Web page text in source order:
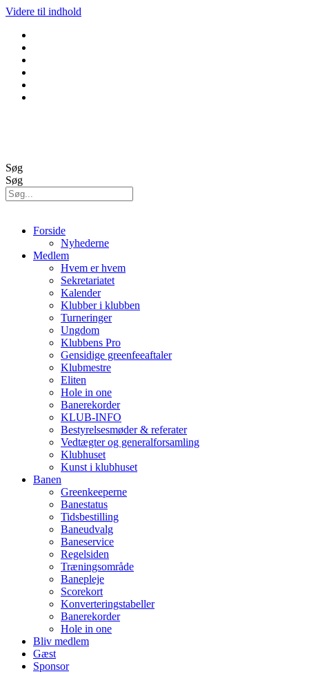
Videre til indhold
Søg
Søg
Forside
Nyhederne
Medlem
Hvem er hvem
Sekretariatet
Kalender
Klubber i klubben
Turneringer
Ungdom
Klubbens Pro
Gensidige greenfeeaftaler
Klubmestre
Eliten
Hole in one
Banerekorder
KLUB-INFO
Bestyrelsesmøder & referater
Vedtægter og generalforsamling
Klubhuset
Kunst i klubhuset
Banen
Greenkeeperne
Banestatus
Tidsbestilling
Baneudvalg
Baneservice
Regelsiden
Træningsområde
Banepleje
Scorekort
Konverteringstabeller
Banerekorder
Hole in one
Bliv medlem
Gæst
Sponsor